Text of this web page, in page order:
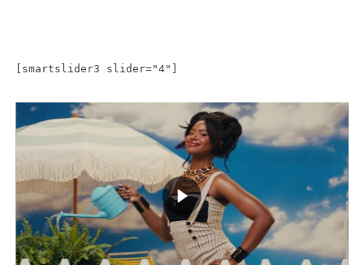
[smartslider3 slider="4"]